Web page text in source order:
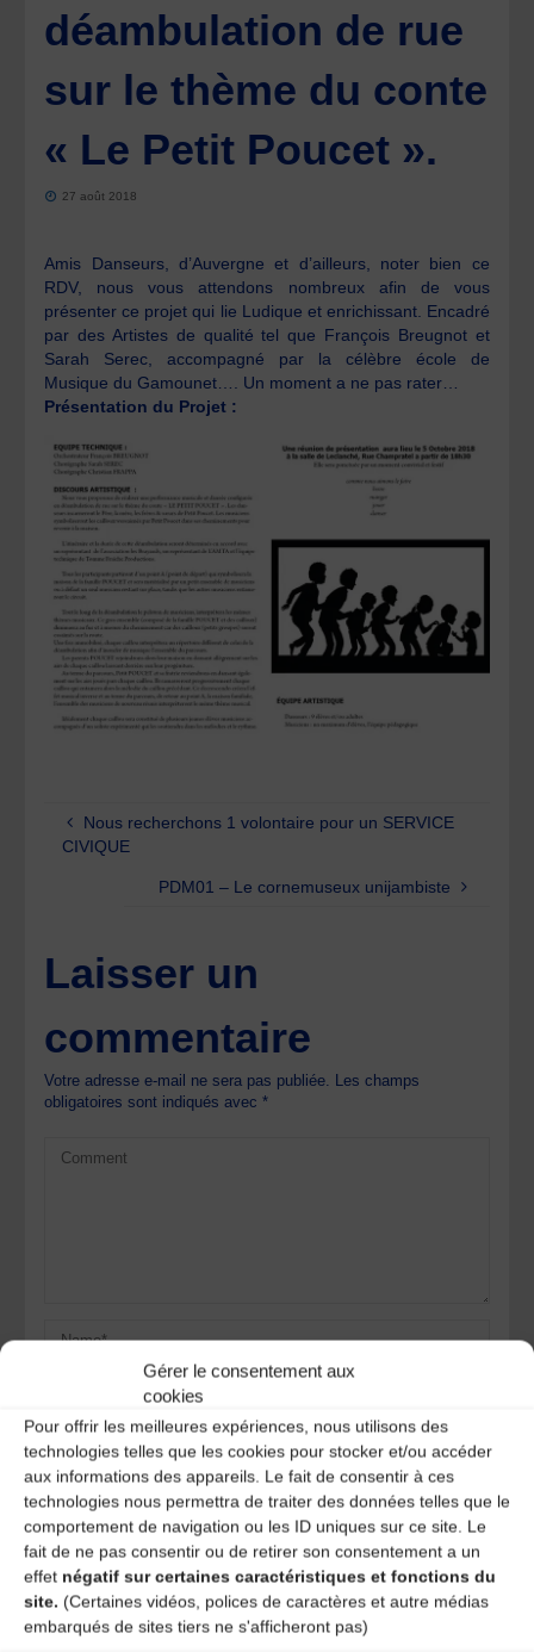
Gérer le consentement aux
cookies
Pour offrir les meilleures expériences, nous utilisons des
technologies telles que les cookies pour stocker et/ou accéder
aux informations des appareils. Le fait de consentir à ces
technologies nous permettra de traiter des données telles que le
comportement de navigation ou les ID uniques sur ce site. Le
fait de ne pas consentir ou de retirer son consentement a un
effet négatif sur certaines caractéristiques et fonctions du
site. (Certaines vidéos, polices de caractères et autre médias
embarqués de sites tiers ne s'afficheront pas)
déambulation de rue
sur le thème du conte
« Le Petit Poucet ».
27 août 2018
Amis Danseurs, d’Auvergne et d’ailleurs, noter bien ce
RDV, nous vous attendons nombreux afin de vous
présenter ce projet qui lie Ludique et enrichissant. Encadré
par des Artistes de qualité tel que François Breugnot et
Sarah Serec, accompagné par la célèbre école de
Musique du Gamounet…. Un moment a ne pas rater…
Présentation du Projet :
Nous recherchons 1 volontaire pour un SERVICE
CIVIQUE
PDM01 – Le cornemuseux unijambiste
Laisser un
commentaire
Votre adresse e-mail ne sera pas publiée. Les champs
obligatoires sont indiqués avec*
Save my name, email, and site URL in my browser for next
time I post a comment.
Ce site utilise Akismet pour réduire les indésirables.
savoir plus sur la façon dont les données de vos